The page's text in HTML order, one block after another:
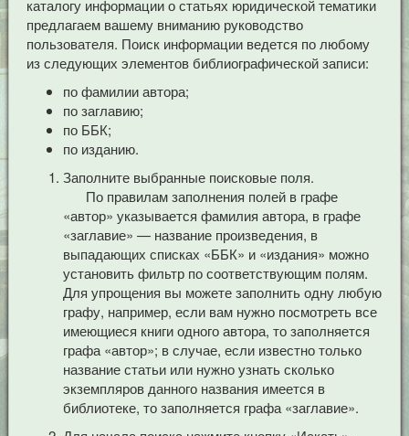
каталогу информации о статьях юридической тематики
предлагаем вашему вниманию руководство
пользователя. Поиск информации ведется по любому
из следующих элементов библиографической записи:
по фамилии автора;
по заглавию;
по ББК;
по изданию.
Заполните выбранные поисковые поля.
По правилам заполнения полей в графе
«автор» указывается фамилия автора, в графе
«заглавие» — название произведения, в
выпадающих списках «ББК» и «издания» можно
установить фильтр по соответствующим полям.
Для упрощения вы можете заполнить одну любую
графу, например, если вам нужно посмотреть все
имеющиеся книги одного автора, то заполняется
графа «автор»; в случае, если известно только
название статьи или нужно узнать сколько
экземпляров данного названия имеется в
библиотеке, то заполняется графа «заглавие».